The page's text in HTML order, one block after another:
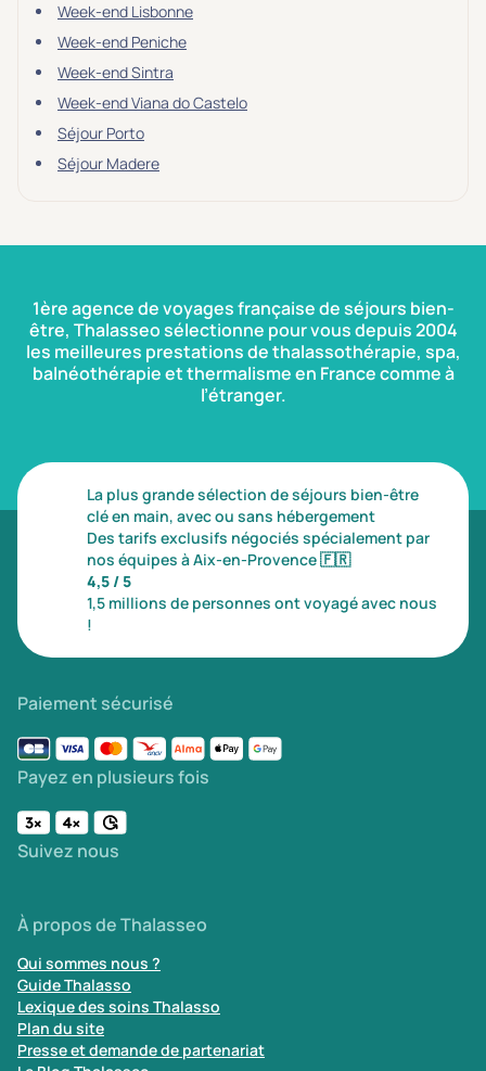
Week-end Lisbonne
Week-end Peniche
Week-end Sintra
Week-end Viana do Castelo
Séjour Porto
Séjour Madere
1ère agence de voyages française de séjours bien-
être, Thalasseo sélectionne pour vous depuis 2004
les meilleures prestations de thalassothérapie, spa,
balnéothérapie et thermalisme en France comme à
l’étranger.
La plus grande sélection de séjours bien-être
clé en main, avec ou sans hébergement
Des tarifs exclusifs négociés spécialement par
nos équipes à Aix-en-Provence🇫🇷
4,5 / 5
1,5 millions de personnes ont voyagé avec nous
!
Paiement sécurisé
Payez en plusieurs fois
Suivez nous
À propos de Thalasseo
Qui sommes nous ?
Guide Thalasso
Lexique des soins Thalasso
Plan du site
Presse et demande de partenariat